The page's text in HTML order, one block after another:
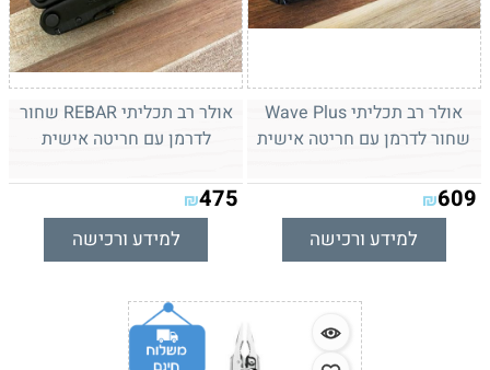
אולר רב תכליתי Wave Plus
שחור לדרמן עם חריטה אישית
₪609
למידע ורכישה
אולר רב תכליתי REBAR שחור
לדרמן עם חריטה אישית
₪475
למידע ורכישה